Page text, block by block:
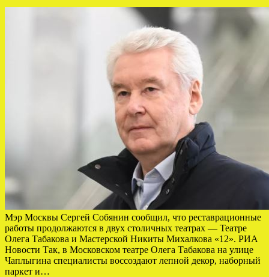
Мэр Москвы Сергей Собянин сообщил, что реставрационные
работы продолжаются в двух столичных театрах — Театре
Олега Табакова и Мастерской Никиты Михалкова «12». РИА
Новости Так, в Московском театре Олега Табакова на улице
Чаплыгина специалисты воссоздают лепной декор, наборный
паркет и…